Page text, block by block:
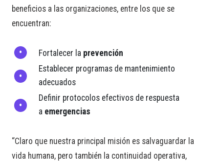
beneficios a las organizaciones, entre los que se
encuentran:
Fortalecer la prevención
Establecer programas de mantenimiento
adecuados
Definir protocolos efectivos de respuesta
a emergencias
“Claro que nuestra principal misión es salvaguardar la
vida humana, pero también la continuidad operativa,